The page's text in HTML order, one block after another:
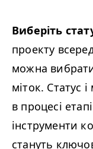
Виберіть
проекту
можна вибрати
міток. Статус
в процесі
інструменти
стануть